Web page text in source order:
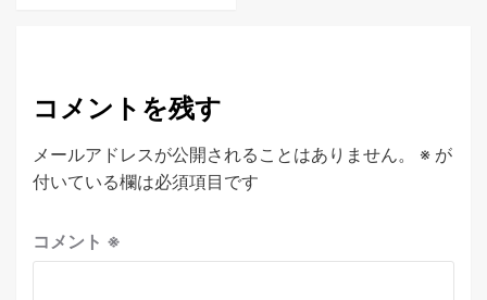
コメントを残す
メールアドレスが公開されることはありません。 ※ が
付いている欄は必須項目です
コメント ※